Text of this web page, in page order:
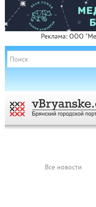
Реклама: ООО
Все новости